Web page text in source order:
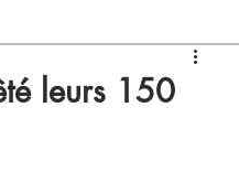
A la une
leurs 150